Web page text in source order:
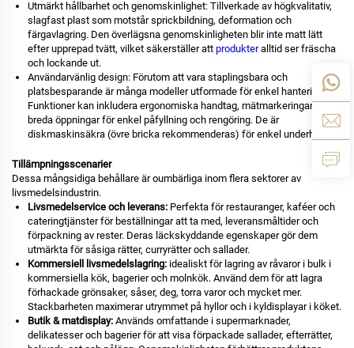
Utmärkt hållbarhet och genomskinlighet: Tillverkade av högkvalitativ,
slagfast plast som motstår sprickbildning, deformation och
färgavlagring. Den överlägsna genomskinligheten blir inte matt lätt
efter upprepad tvätt, vilket säkerställer att produkteralltid ser fräscha
och lockande ut.
Användarvänlig design: Förutom att vara staplingsbara och
platsbesparande är många modeller utformade för enkel hantering.
Funktioner kan inkludera ergonomiska handtag, mätmarkeringar och
breda öppningar för enkel påfyllning och rengöring. De är
diskmaskinsäkra (övre bricka rekommenderas) för enkel underhåll.
Tillämpningsscenarier
Dessa mångsidiga behållare är oumbärliga inom flera sektorer av
livsmedelsindustrin.
Livsmedelservice och leverans: Perfekta för restauranger, kaféer och
cateringtjänster för beställningar att ta med, leveransmåltider och
förpackning av rester. Deras läckskyddande egenskaper gör dem
utmärkta för såsiga rätter, curryrätter och sallader.
Kommersiell livsmedelslagring: idealiskt för lagring av råvaror i bulk i
kommersiella kök, bagerier och molnkök. Använd dem för att lagra
förhackade grönsaker, såser, deg, torra varor och mycket mer.
Stackbarheten maximerar utrymmet på hyllor och i kyldisplayar i köket.
Butik & matdisplay: Används omfattande i supermarknader,
delikatesser och bagerier för att visa förpackade sallader, efterrätter,